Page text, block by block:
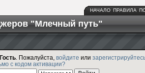
НАЧАЛО ПРАВИЛА
"Млечный путь"
Гость . Пожалуйста, войдите или
с кодом активации?